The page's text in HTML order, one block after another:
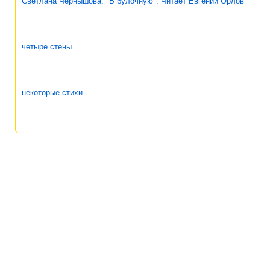
четыре стены
некоторые стихи